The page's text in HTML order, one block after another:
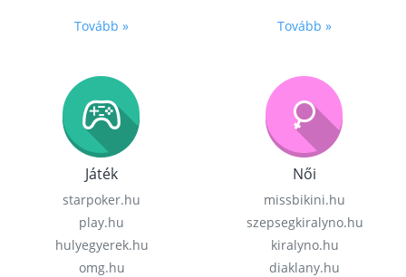
Tovább » Tovább »
Játék
starpoker.hu
play.hu
hulyegyerek.hu
omg.hu
Női
missbikini.hu
szepsegkiralyno.hu
kiralyno.hu
diaklany.hu